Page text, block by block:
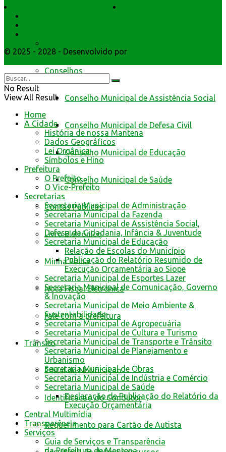
Conselhos
Conselho Municipal de Assistência Social
Conselho Municipal de Defesa Civil
Conselho Municipal de Educação
Conselho Municipal de Saúde
Contas Públicas
Livro Eletrônico
Minha Folha
Nota Fiscal Eletrônica
Fale com a prefeitura
Trânsito
Edital de Notificação
Identificacao do Condutor
Requerimento para Cartão de Autista
© 2025 - 2028 - Desenvolvido por
No Result
View All Result
Home
A Cidade
História de nossa Mantena
Dados Geográficos
Lei Orgânica
Símbolos e Hino
Prefeitura
O Prefeito
O Vice-Prefeito
Secretarias
Secretaria Municipal de Administração
Secretaria Municipal da Fazenda
Secretaria Municipal de Assistência Social,
Defesa da Cidadania, Infância & Juventude
Secretaria Municipal de Educação
Relação de Escolas do Município
Publicação do Relatório Resumido de
Execução Orçamentária ao Siope
Secretaria Municipal de Esportes Lazer
Secretaria Municipal de Comunicação, Governo
& Inovação
Secretaria Municipal de Meio Ambiente &
Sustentabilidade
Secretaria Municipal de Agropecuária
Secretaria Municipal de Cultura e Turismo
Secretaria Municipal de Transporte e Trânsito
Secretaria Municipal de Planejamento e
Urbanismo
Secretaria Municipal de Obras
Secretaria Municipal de Indústria e Comércio
Secretaria Municipal de Saúde
Declaração de Publicação do Relatório da
Execução Orçamentária
Central Multimídia
Transparência
Serviços
Guia de Serviços e Transparência